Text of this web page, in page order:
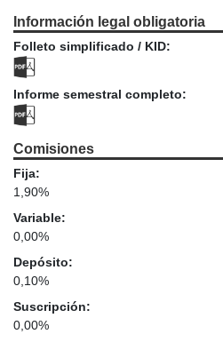
Información legal obligatoria
Folleto simplificado / KID:
Informe semestral completo:
Comisiones
Fija:
1,90%
Variable:
0,00%
Depósito:
0,10%
Suscripción:
0,00%